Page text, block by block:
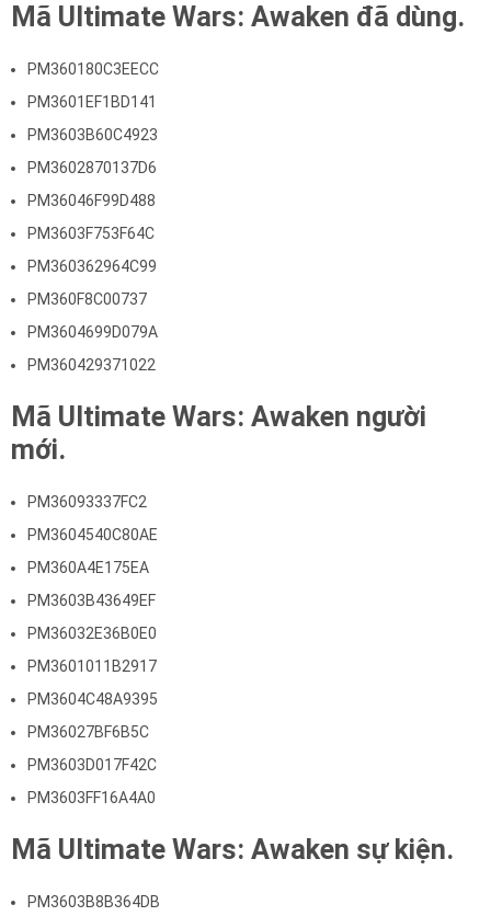
Mã Ultimate Wars: Awaken đã dùng.
PM360180C3EECC
PM3601EF1BD141
PM3603B60C4923
PM3602870137D6
PM36046F99D488
PM3603F753F64C
PM360362964C99
PM360F8C00737
PM3604699D079A
PM360429371022
Mã Ultimate Wars: Awaken người
mới.
PM36093337FC2
PM3604540C80AE
PM360A4E175EA
PM3603B43649EF
PM36032E36B0E0
PM3601011B2917
PM3604C48A9395
PM36027BF6B5C
PM3603D017F42C
PM3603FF16A4A0
Mã Ultimate Wars: Awaken sự kiện.
PM3603B8B364DB